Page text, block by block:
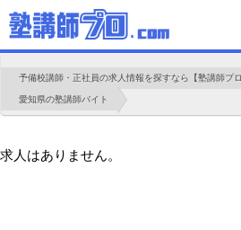
予備校講師・正社員の求人情報を探すなら【塾講師プ
愛知県の塾講師バイト
求人はありません。